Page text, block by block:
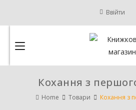
Ввійти
Кохання з
Home Товари Кохання з